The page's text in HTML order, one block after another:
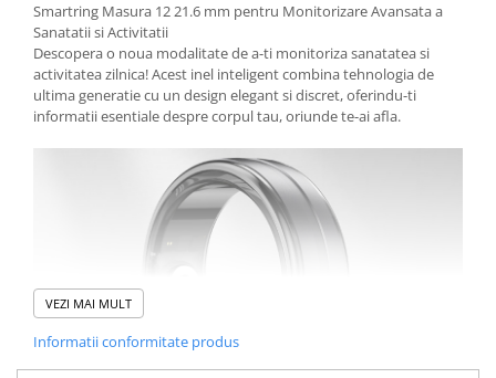
Smartring Masura 12 21.6 mm pentru Monitorizare Avansata a
Sanatatii si Activitatii
Descopera o noua modalitate de a-ti monitoriza sanatatea si
activitatea zilnica! Acest inel inteligent combina tehnologia de
ultima generatie cu un design elegant si discret, oferindu-ti
informatii esentiale despre corpul tau, oriunde te-ai afla.
VEZI MAI MULT
Informatii conformitate produs